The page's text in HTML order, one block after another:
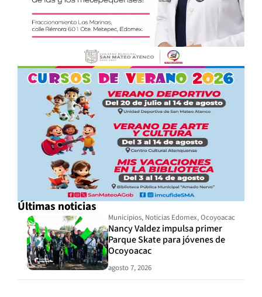
Últimas noticias
Municipios, Noticias Edomex,Ocoyoacac
Nancy Valdez impulsa primer
Parque Skate para jóvenes de
Ocoyoacac
agosto 7, 2026